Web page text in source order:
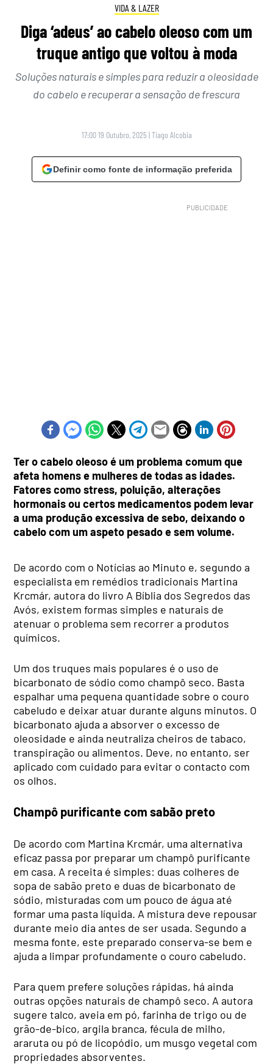
VIDA & LAZER
Diga ‘adeus’ ao cabelo oleoso com um
truque antigo que voltou à moda
Soluções naturais e simples para reduzir a oleosidade
do cabelo e recuperar a sensação de frescura
17:00 19 Outubro, 2025 |Tiago Alcobia
Definir como fonte de informação preferida
Ter o cabelo oleoso é um problema comum que
afeta homens e mulheres de todas as idades.
Fatores como stress, poluição, alterações
hormonais ou certos medicamentos podem levar
a uma produção excessiva de sebo, deixando o
cabelo com um aspeto pesado e sem volume.
De acordo com o Notícias ao Minuto e, segundo a
especialista em remédios tradicionais Martina
Krcmár, autora do livro A Bíblia dos Segredos das
Avós, existem formas simples e naturais de
atenuar o problema sem recorrer a produtos
químicos.
Um dos truques mais populares é o uso de
bicarbonato de sódio como champô seco. Basta
espalhar uma pequena quantidade sobre o couro
cabeludo e deixar atuar durante alguns minutos. O
bicarbonato ajuda a absorver o excesso de
oleosidade e ainda neutraliza cheiros de tabaco,
transpiração ou alimentos. Deve, no entanto, ser
aplicado com cuidado para evitar o contacto com
os olhos.
Champô purificante com sabão preto
De acordo com Martina Krcmár, uma alternativa
eficaz passa por preparar um champô purificante
em casa. A receita é simples: duas colheres de
sopa de sabão preto e duas de bicarbonato de
sódio, misturadas com um pouco de água até
formar uma pasta líquida. A mistura deve repousar
durante meio dia antes de ser usada. Segundo a
mesma fonte, este preparado conserva-se bem e
ajuda a limpar profundamente o couro cabeludo.
Para quem prefere soluções rápidas, há ainda
outras opções naturais de champô seco. A autora
sugere talco, aveia em pó, farinha de trigo ou de
grão-de-bico, argila branca, fécula de milho,
araruta ou pó de licopódio, um musgo vegetal com
propriedades absorventes.